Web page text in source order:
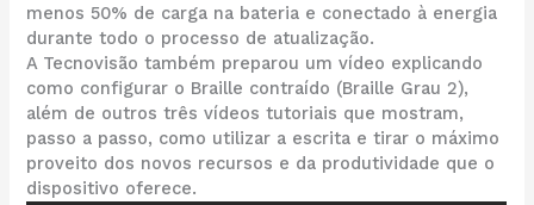
menos 50% de carga na bateria e conectado à energia
durante todo o processo de atualização.
A Tecnovisão também preparou um vídeo explicando
como configurar o Braille contraído (Braille Grau 2),
além de outros três vídeos tutoriais que mostram,
passo a passo, como utilizar a escrita e tirar o máximo
proveito dos novos recursos e da produtividade que o
dispositivo oferece.